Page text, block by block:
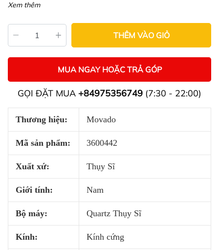
Xem thêm
THÊM VÀO GIỎ
MUA NGAY HOẶC TRẢ GÓP
GỌI ĐẶT MUA +84975356749 (7:30 - 22:00)
Thương hiệu: Movado
Mã sản phẩm: 3600442
Xuất xứ: Thụy Sĩ
Giới tính: Nam
Bộ máy: Quartz Thụy Sĩ
Kính: Kính cứng